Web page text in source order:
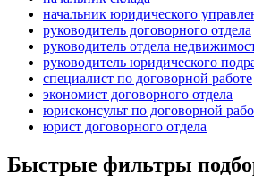
начальник юридического
руководитель договорного отдела
руководитель отдела
руководитель юридического
специалист по договорной работе
экономист договорного отдела
юрисконсульт по договорной
юрист договорного отдела
Быстрые фильтры